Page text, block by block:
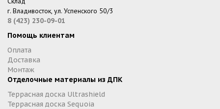
г. Владивосток, ул. Успенского 50/3
8 (423) 230-09-01
Помощь клиентам
Оплата
Доставка
Монтаж
Отделочные материалы из ДПК
Террасная доска Ultrashield
Террасная доска Sequoia